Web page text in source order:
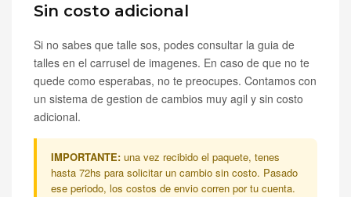
Sin costo adicional
Si no sabes que talle sos, podes consultar la guia de
talles en el carrusel de imagenes. En caso de que no te
quede como esperabas, no te preocupes. Contamos con
un sistema de gestion de cambios muy agil y sin costo
adicional.
IMPORTANTE: una vez recibido el paquete, tenes
hasta 72hs para solicitar un cambio sin costo. Pasado
ese periodo, los costos de envio corren por tu cuenta.